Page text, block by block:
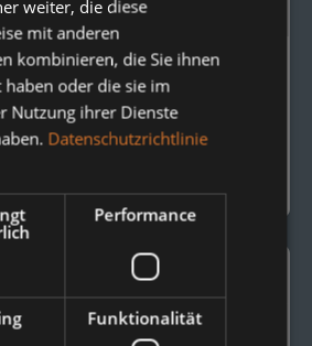
15207
weiter, die diese
mit anderen
kombinieren, die Sie ihnen
haben oder die sie im
Nutzung ihrer Dienste
Datenschutzrichtlinie
Performance
Funktionalität